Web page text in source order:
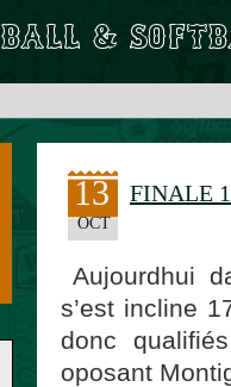
13
OCT
FINALE
Aujourdhui
s’est incline
donc
oposant